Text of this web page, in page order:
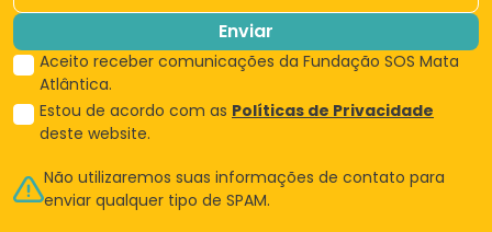
Enviar
Aceito receber comunicações da Fundação SOS Mata
Atlântica.
Estou de acordo com as Políticas de Privacidade
deste website.
Não utilizaremos suas informações de contato para
enviar qualquer tipo de SPAM.